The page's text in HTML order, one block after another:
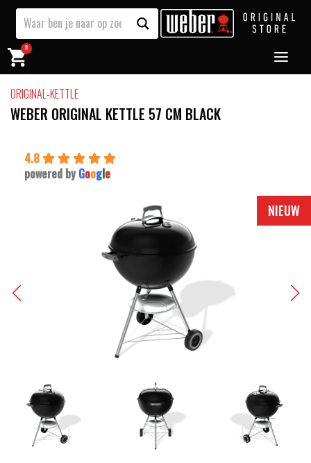
0
ORIGINAL-KETTLE
WEBER ORIGINAL KETTLE 57 CM BLACK
4.8
powered by Google
NIEUW